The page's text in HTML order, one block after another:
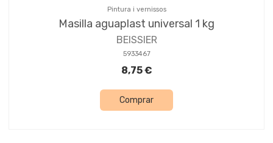
Pintura i vernissos
Masilla aguaplast universal 1 kg
BEISSIER
5933467
8,75 €
Comprar